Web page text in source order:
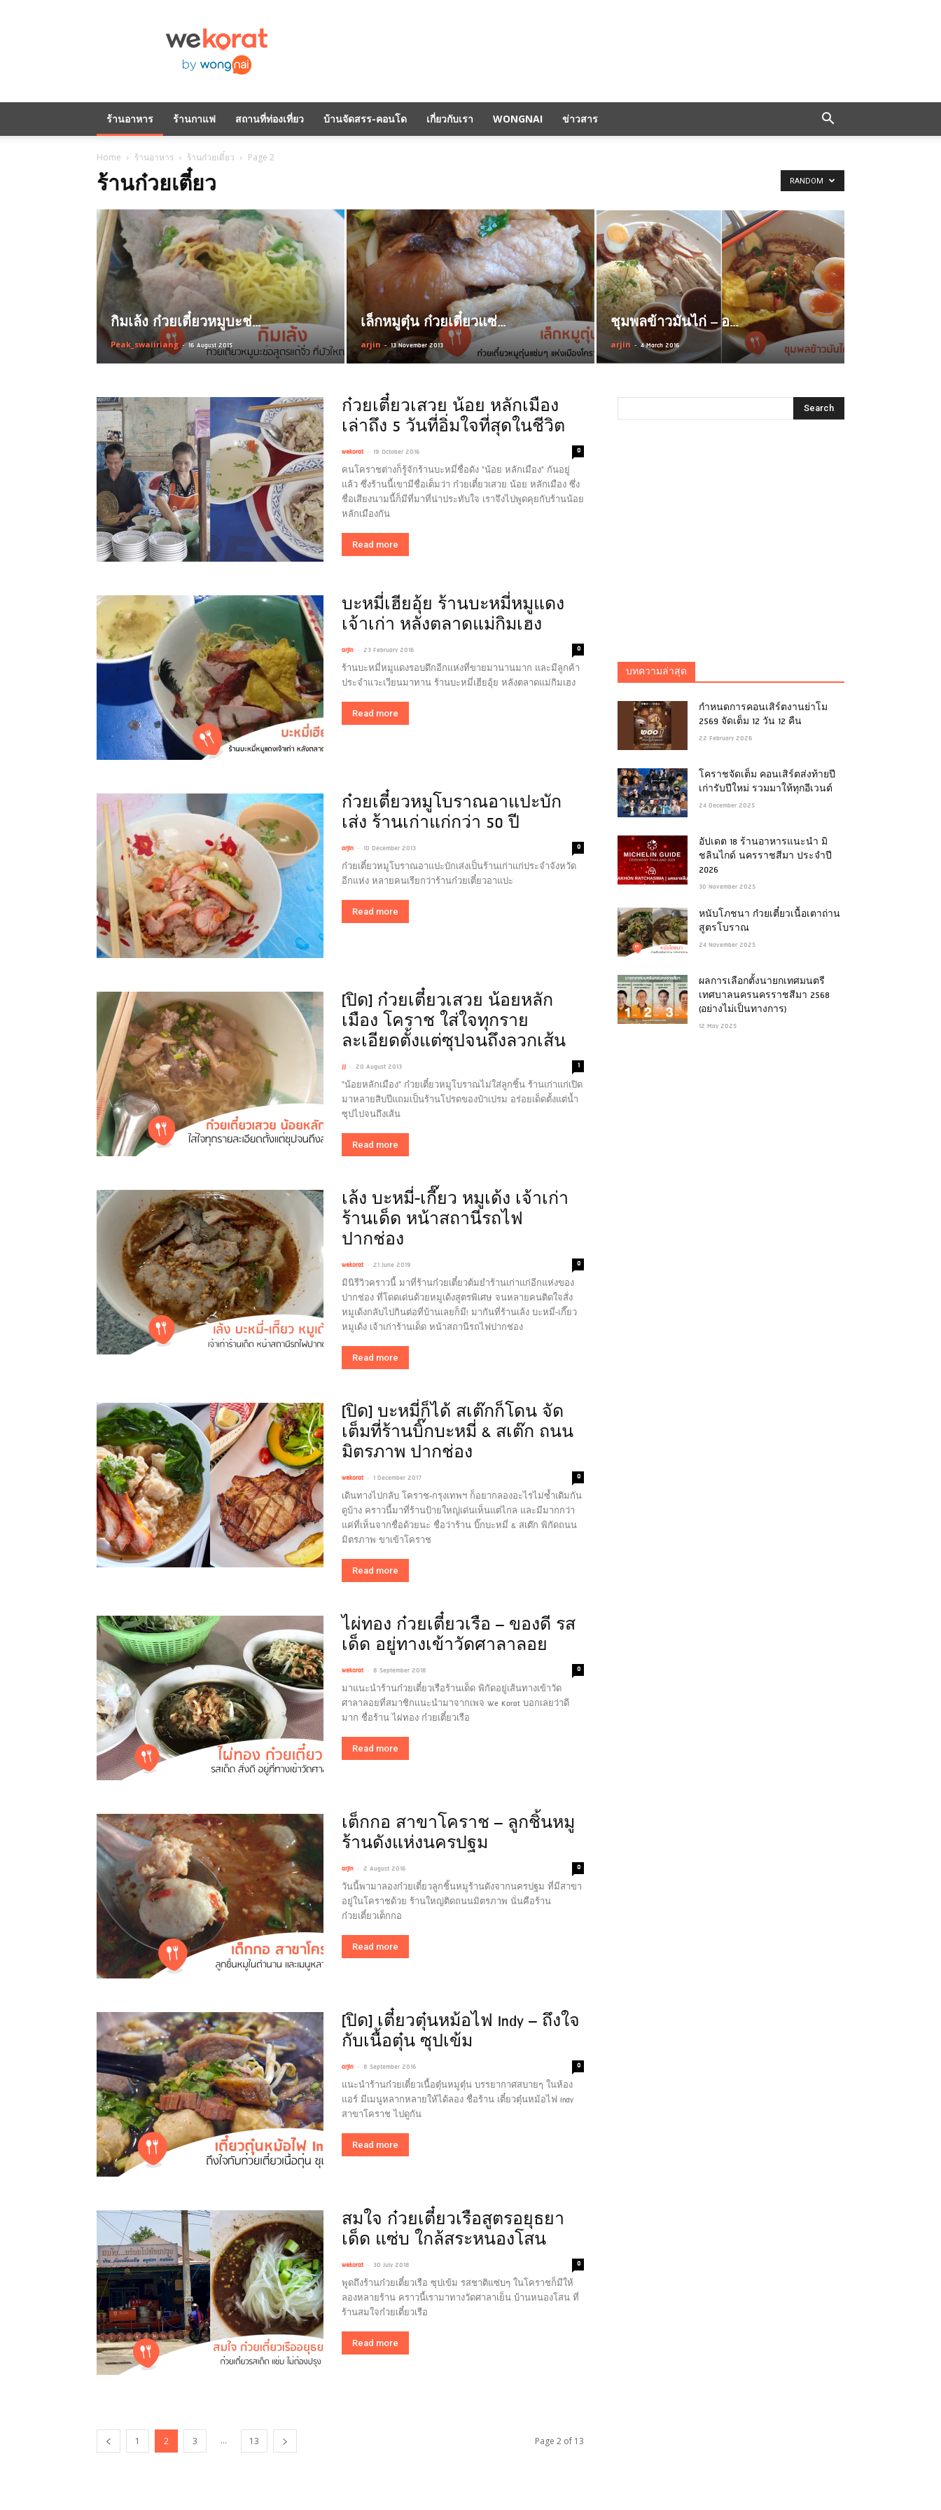
ร้านอาหาร ร้านกาแฟ สถานที่ท่องเที่ยว บ้านจัดสรร-คอนโด เกี่ยวกับเรา WONGNAI ข่าวสาร
Home ร้านอาหาร ร้านก๋วยเตี๋ยว Page 2
ร้านก๋วยเตี๋ยว RANDOM
กิมเล้ง ก๋วยเตี๋ยวหมูบะช่...
Peak_swaiiriang - 16 August 2015
เล็กหมูตุ๋น ก๋วยเตี๋ยวแซ่...
arjin - 13 November 2013
ชุมพลข้าวมันไก่ – อ...
arjin - 4 March 2016
ก๋วยเตี๋ยวเสวย น้อย หลักเมือง
เล่าถึง 5 วันที่อิ่มใจที่สุดในชีวิต
wekorat - 19 October 2016 0
คนโคราชต่างก็รู้จักร้านบะหมี่ชื่อดัง "น้อย หลักเมือง" กันอยู่
แล้ว ซึ่งร้านนี้เขามีชื่อเต็มว่า ก๋วยเตี๋ยวเสวย น้อย หลักเมือง ซึ่ง
ชื่อเสียงนามนี้ก็มีที่มาที่น่าประทับใจ เราจึงไปพูดคุยกับร้านน้อย
หลักเมืองกัน
Read more
บะหมี่เฮียอุ้ย ร้านบะหมี่หมูแดง
เจ้าเก่า หลังตลาดแม่กิมเฮง
arjin - 23 February 2016 0
ร้านบะหมี่หมูแดงรอบดึกอีกแห่งที่ขายมานานมาก และมีลูกค้า
ประจำแวะเวียนมาทาน ร้านบะหมี่เฮียอุ้ย หลังตลาดแม่กิมเฮง
Read more
ก๋วยเตี๋ยวหมูโบราณอาแปะบัก
เส่ง ร้านเก่าแก่กว่า 50 ปี
arjin - 10 December 2013 0
ก๋วยเตี๋ยวหมูโบราณอาแปะบักเส่งเป็นร้านเก่าแก่ประจำจังหวัด
อีกแห่ง หลายคนเรียกว่าร้านก๋วยเตี๋ยวอาแปะ
Read more
[ปิด] ก๋วยเตี๋ยวเสวย น้อยหลัก
เมือง โคราช ใส่ใจทุกราย
ละเอียดตั้งแต่ซุปจนถึงลวกเส้น
JJ - 20 August 2013 1
"น้อยหลักเมือง" ก๋วยเตี๋ยวหมูโบราณไม่ใส่ลูกชิ้น ร้านเก่าแก่เปิด
มาหลายสิบปีแถมเป็นร้านโปรดของป๋าเปรม อร่อยเด็ดตั้งแต่น้ำ
ซุปไปจนถึงเส้น
Read more
เล้ง บะหมี่-เกี๊ยว หมูเด้ง เจ้าเก่า
ร้านเด็ด หน้าสถานีรถไฟ
ปากช่อง
wekorat - 21 June 2019 0
มินิรีวิวคราวนี้ มาที่ร้านก๋วยเตี๋ยวต้มยำร้านเก่าแก่อีกแห่งของ
ปากช่อง ที่โดดเด่นด้วยหมูเด้งสูตรพิเศษ จนหลายคนติดใจสั่ง
หมูเด้งกลับไปกินต่อที่บ้านเลยก็มี! มากันที่ร้านเล้ง บะหมี่-เกี๊ยว
หมูเด้ง เจ้าเก่าร้านเด็ด หน้าสถานีรถไฟปากช่อง
Read more
[ปิด] บะหมี่ก็ได้ สเต๊กก็โดน จัด
เต็มที่ร้านบิ๊กบะหมี่ & สเต๊ก ถนน
มิตรภาพ ปากช่อง
wekorat - 1 December 2017 0
เดินทางไปกลับ โคราช-กรุงเทพฯ ก็อยากลองอะไรไม่ซ้ำเดิมกัน
ดูบ้าง คราวนี้มาที่ร้านป้ายใหญ่เด่นเห็นแต่ไกล และมีมากกว่า
แค่ที่เห็นจากชื่อด้วยนะ ชื่อว่าร้าน บิ๊กบะหมี่ & สเต๊ก พิกัดถนน
มิตรภาพ ขาเข้าโคราช
Read more
ไผ่ทอง ก๋วยเตี๋ยวเรือ – ของดี รส
เด็ด อยู่ทางเข้าวัดศาลาลอย
wekorat - 8 September 2018 0
มาแนะนำร้านก๋วยเตี๋ยวเรือร้านเด็ด พิกัดอยู่เส้นทางเข้าวัด
ศาลาลอยที่สมาชิกแนะนำมาจากเพจ We Korat บอกเลยว่าดี
มาก ชื่อร้าน ไผ่ทอง ก๋วยเตี๋ยวเรือ
Read more
เต็กกอ สาขาโคราช – ลูกชิ้นหมู
ร้านดังแห่งนครปฐม
arjin - 2 August 2016 0
วันนี้พามาลองก๋วยเตี๋ยวลูกชิ้นหมูร้านดังจากนครปฐม ที่มีสาขา
อยู่ในโคราชด้วย ร้านใหญ่ติดถนนมิตรภาพ นั่นคือร้าน
ก๋วยเตี๋ยวเต็กกอ
Read more
[ปิด] เตี๋ยวตุ๋นหม้อไฟ Indy – ถึงใจ
กับเนื้อตุ๋น ซุปเข้ม
arjin - 8 September 2016 0
แนะนำร้านก๋วยเตี๋ยวเนื้อตุ๋นหมูตุ๋น บรรยากาศสบายๆ ในห้อง
แอร์ มีเมนูหลากหลายให้ได้ลอง ชื่อร้าน เตี๋ยวตุ๋นหม้อไฟ Indy
สาขาโคราช ไปดูกัน
Read more
สมใจ ก๋วยเตี๋ยวเรือสูตรอยุธยา
เด็ด แซ่บ ใกล้สระหนองโสน
wekorat - 30 July 2018 0
พูดถึงร้านก๋วยเตี๋ยวเรือ ซุปเข้ม รสชาติแซ่บๆ ในโคราชก็มีให้
ลองหลายร้าน คราวนี้เรามาทางวัดศาลาเย็น บ้านหนองโสน ที่
ร้านสมใจก๋วยเตี๋ยวเรือ
Read more
1 2 3 ... 13 Page 2 of 13
บทความล่าสุด
กำหนดการคอนเสิร์ตงานย่าโม
2569 จัดเต็ม 12 วัน 12 คืน
22 February 2026
โคราชจัดเต็ม คอนเสิร์ตส่งท้ายปี
เก่ารับปีใหม่ รวมมาให้ทุกอีเวนต์
24 December 2025
อัปเดต 18 ร้านอาหารแนะนำ มิ
ชลินไกด์ นครราชสีมา ประจำปี
2026
30 November 2025
หนับโภชนา ก๋วยเตี๋ยวเนื้อเตาถ่าน
สูตรโบราณ
24 November 2025
ผลการเลือกตั้งนายกเทศมนตรี
เทศบาลนครนครราชสีมา 2568
(อย่างไม่เป็นทางการ)
12 May 2025